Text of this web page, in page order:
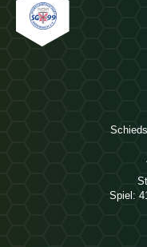
Spiel: